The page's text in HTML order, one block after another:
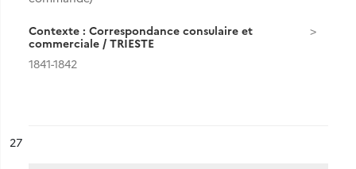
Contexte : Correspondance consulaire et
commerciale / TRIESTE
1841-1842
n°
27